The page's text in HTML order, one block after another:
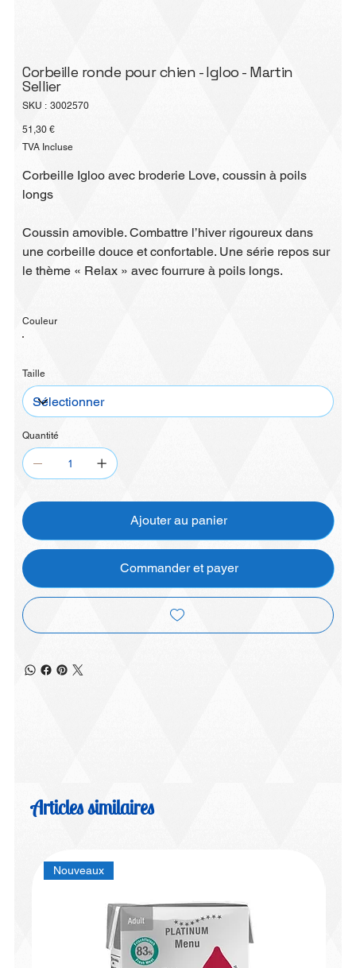
Corbeille ronde pour chien - Igloo - Martin
Sellier
SKU : SKU
3002570
Prix
51,30 €
TVA Incluse
Corbeille Igloo avec broderie Love, coussin à poils
longs
Coussin amovible. Combattre l’hiver rigoureux dans
une corbeille douce et confortable. Une série repos sur
le thème « Relax » avec fourrure à poils longs.
Couleur
Taille
Quantité
Ajouter au panier
Commander et payer
Articles similaires
Nouveaux